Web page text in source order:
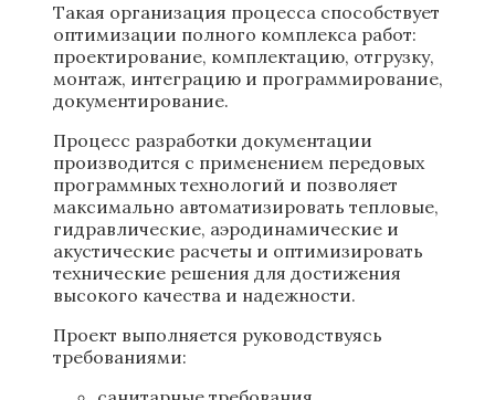
Такая организация процесса способствует
оптимизации полного комплекса работ:
проектирование, комплектацию, отгрузку,
монтаж, интеграцию и программирование,
документирование.
Процесс разработки документации
производится с применением передовых
программных технологий и позволяет
максимально автоматизировать тепловые,
гидравлические, аэродинамические и
акустические расчеты и оптимизировать
технические решения для достижения
высокого качества и надежности.
Проект выполняется руководствуясь
требованиями: